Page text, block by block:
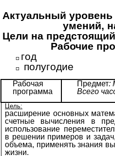
Актуальный уровень
умений,
Цели на
Рабочие
год
полугодие
Рабочая
программа
Предмет:
Всего
Цель:
расширение основных
счетные вычисления в
использование
в решении примеров и
объема, применять знания
жизни.